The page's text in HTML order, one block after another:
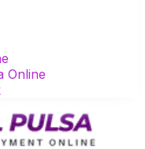
Online